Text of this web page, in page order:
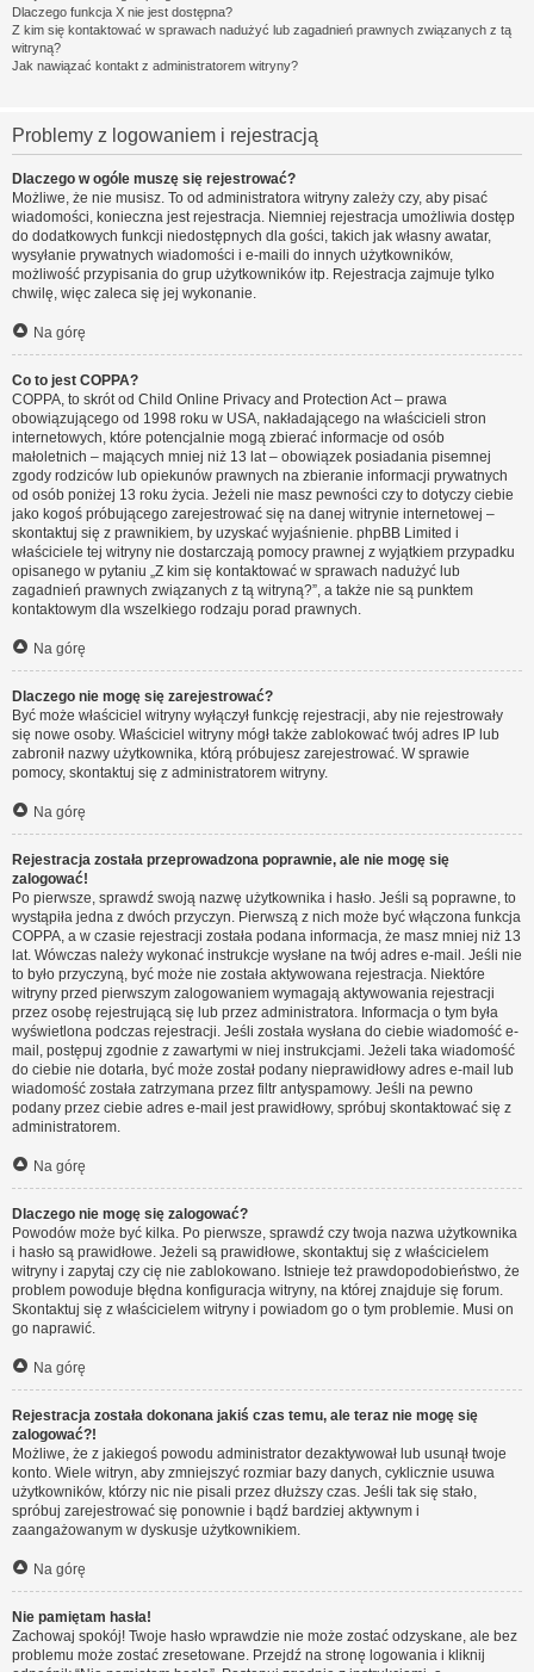
Dlaczego funkcja X nie jest dostępna?
Z kim się kontaktować w sprawach nadużyć lub zagadnień prawnych związanych z tą
witryną?
Jak nawiązać kontakt z administratorem witryny?
Problemy z logowaniem i rejestracją
Dlaczego w ogóle muszę się rejestrować?
Możliwe, że nie musisz. To od administratora witryny zależy czy, aby pisać
wiadomości, konieczna jest rejestracja. Niemniej rejestracja umożliwia dostęp
do dodatkowych funkcji niedostępnych dla gości, takich jak własny awatar,
wysyłanie prywatnych wiadomości i e-maili do innych użytkowników,
możliwość przypisania do grup użytkowników itp. Rejestracja zajmuje tylko
chwilę, więc zaleca się jej wykonanie.
Na górę
Co to jest COPPA?
COPPA, to skrót od Child Online Privacy and Protection Act – prawa
obowiązującego od 1998 roku w USA, nakładającego na właścicieli stron
internetowych, które potencjalnie mogą zbierać informacje od osób
małoletnich – mających mniej niż 13 lat – obowiązek posiadania pisemnej
zgody rodziców lub opiekunów prawnych na zbieranie informacji prywatnych
od osób poniżej 13 roku życia. Jeżeli nie masz pewności czy to dotyczy ciebie
jako kogoś próbującego zarejestrować się na danej witrynie internetowej –
skontaktuj się z prawnikiem, by uzyskać wyjaśnienie. phpBB Limited i
właściciele tej witryny nie dostarczają pomocy prawnej z wyjątkiem przypadku
opisanego w pytaniu „Z kim się kontaktować w sprawach nadużyć lub
zagadnień prawnych związanych z tą witryną?”, a także nie są punktem
kontaktowym dla wszelkiego rodzaju porad prawnych.
Na górę
Dlaczego nie mogę się zarejestrować?
Być może właściciel witryny wyłączył funkcję rejestracji, aby nie rejestrowały
się nowe osoby. Właściciel witryny mógł także zablokować twój adres IP lub
zabronił nazwy użytkownika, którą próbujesz zarejestrować. W sprawie
pomocy, skontaktuj się z administratorem witryny.
Na górę
Rejestracja została przeprowadzona poprawnie, ale nie mogę się
zalogować!
Po pierwsze, sprawdź swoją nazwę użytkownika i hasło. Jeśli są poprawne, to
wystąpiła jedna z dwóch przyczyn. Pierwszą z nich może być włączona funkcja
COPPA, a w czasie rejestracji została podana informacja, że masz mniej niż 13
lat. Wówczas należy wykonać instrukcje wysłane na twój adres e-mail. Jeśli nie
to było przyczyną, być może nie została aktywowana rejestracja. Niektóre
witryny przed pierwszym zalogowaniem wymagają aktywowania rejestracji
przez osobę rejestrującą się lub przez administratora. Informacja o tym była
wyświetlona podczas rejestracji. Jeśli została wysłana do ciebie wiadomość e-
mail, postępuj zgodnie z zawartymi w niej instrukcjami. Jeżeli taka wiadomość
do ciebie nie dotarła, być może został podany nieprawidłowy adres e-mail lub
wiadomość została zatrzymana przez filtr antyspamowy. Jeśli na pewno
podany przez ciebie adres e-mail jest prawidłowy, spróbuj skontaktować się z
administratorem.
Na górę
Dlaczego nie mogę się zalogować?
Powodów może być kilka. Po pierwsze, sprawdź czy twoja nazwa użytkownika
i hasło są prawidłowe. Jeżeli są prawidłowe, skontaktuj się z właścicielem
witryny i zapytaj czy cię nie zablokowano. Istnieje też prawdopodobieństwo, że
problem powoduje błędna konfiguracja witryny, na której znajduje się forum.
Skontaktuj się z właścicielem witryny i powiadom go o tym problemie. Musi on
go naprawić.
Na górę
Rejestracja została dokonana jakiś czas temu, ale teraz nie mogę się
zalogować?!
Możliwe, że z jakiegoś powodu administrator dezaktywował lub usunął twoje
konto. Wiele witryn, aby zmniejszyć rozmiar bazy danych, cyklicznie usuwa
użytkowników, którzy nic nie pisali przez dłuższy czas. Jeśli tak się stało,
spróbuj zarejestrować się ponownie i bądź bardziej aktywnym i
zaangażowanym w dyskusje użytkownikiem.
Na górę
Nie pamiętam hasła!
Zachowaj spokój! Twoje hasło wprawdzie nie może zostać odzyskane, ale bez
problemu może zostać zresetowane. Przejdź na stronę logowania i kliknij